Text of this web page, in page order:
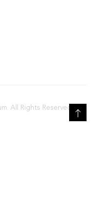
All Rights Reserved.